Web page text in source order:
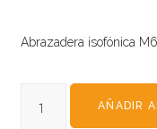
Abrazadera isofónica
AÑADIR